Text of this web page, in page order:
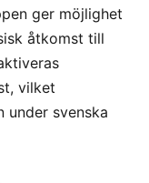
ger möjlighet
åtkomst till
vilket
under svenska